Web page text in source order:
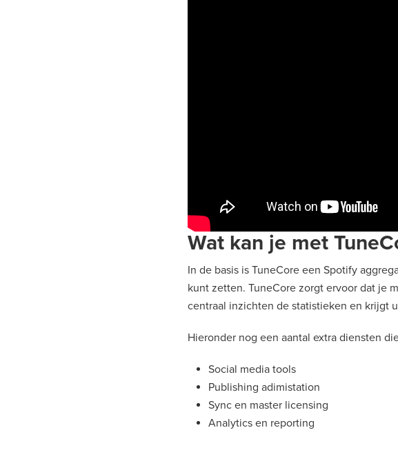
Wat kan je met
In de basis is TuneCore een Spotify
kunt zetten. TuneCore zorgt ervoor dat je
centraal inzichten de statistieken en krijgt
Hieronder nog een aantal extra diensten
Social media tools
Publishing adimistation
Sync en master licensing
Analytics en reporting